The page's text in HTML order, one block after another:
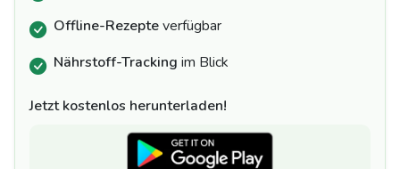
Offline-Rezepteverfügbar
Nährstoff-Tracking im Blick
Jetzt kostenlos herunterladen!